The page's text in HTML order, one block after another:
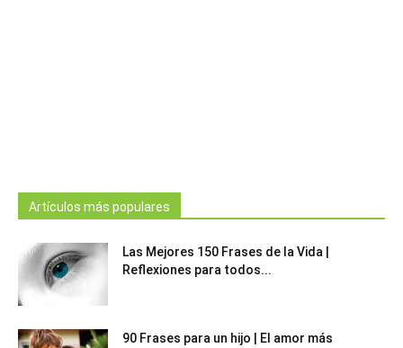
Artículos más populares
Las Mejores 150 Frases de la Vida |
Reflexiones para todos...
90 Frases para un hijo | El amor más